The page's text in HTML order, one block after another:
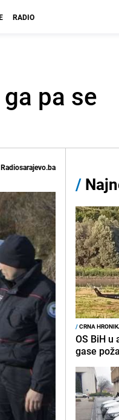
RADIO
pa se
Radiosarajevo.ba
/
/CRNA
OS BiH u
gase